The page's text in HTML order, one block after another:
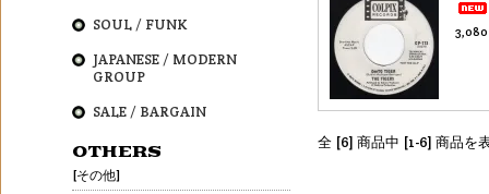
全 [6] 商品中 [1-6] 商品を
SOUL / FUNK
JAPANESE / MODERN
GROUP
SALE / BARGAIN
OTHERS
[その他]